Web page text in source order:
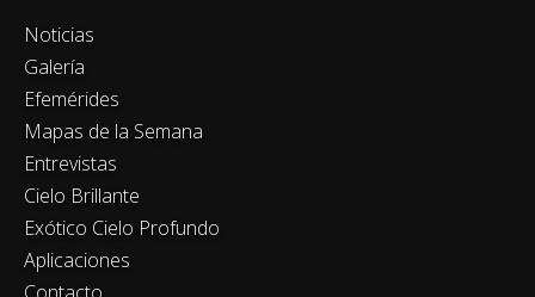
Noticias
Galería
Efemérides
Mapas de la Semana
Entrevistas
Cielo Brillante
Exótico Cielo Profundo
Aplicaciones